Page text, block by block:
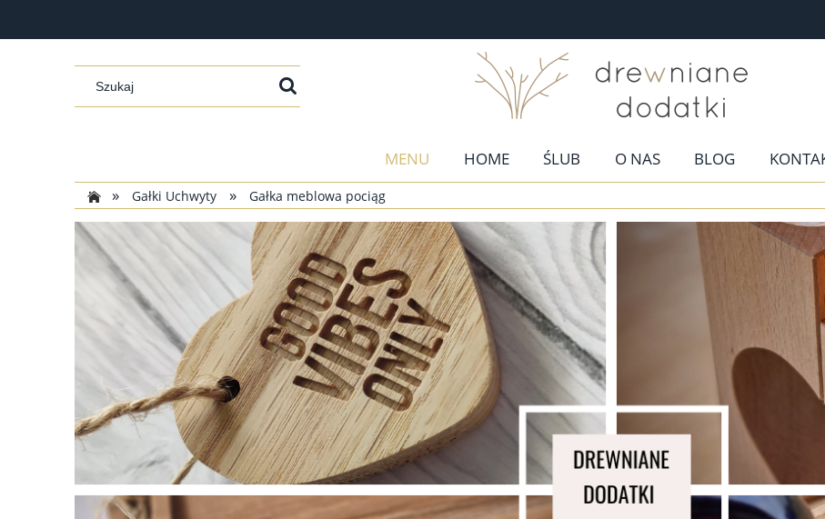
MENU HOME ŚLUB O NAS BLOG
»
Gałki Uchwyty » Gałka meblowa pociąg